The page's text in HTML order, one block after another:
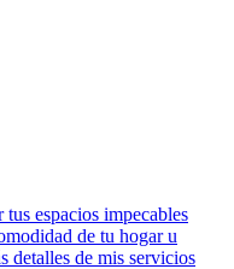
espacios impecables
de tu hogar u
detalles de mis servicios